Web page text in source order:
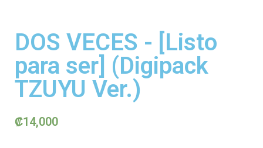
DOS VECES - [Listo
para ser] (Digipack
TZUYU Ver.)
₡14,000